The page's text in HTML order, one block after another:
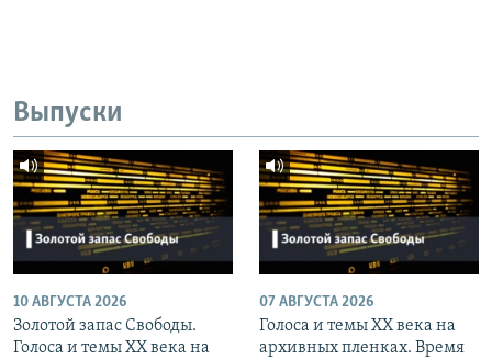
Выпуски
10 АВГУСТА 2026
Золотой запас Свободы.
Голоса и темы XX века на
07 АВГУСТА 2026
Голоса и темы XX века на
архивных пленках. Время